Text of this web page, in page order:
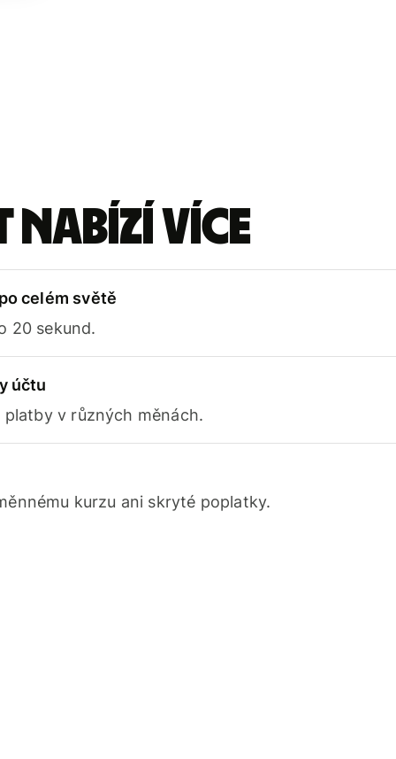
nabízí více
celém světě
20 sekund.
účtu
platby v různých měnách.
kurzu ani skryté poplatky.